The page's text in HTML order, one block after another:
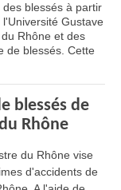
blessés à partir
Gustave
Rhône et des
de blessés. Cette
blessés de
Rhône
du Rhône vise
d'accidents de